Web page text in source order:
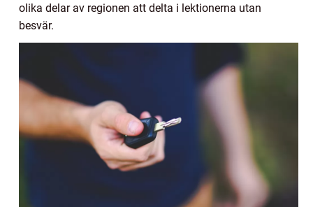
olika delar av regionen att delta i lektionerna utan
besvär.